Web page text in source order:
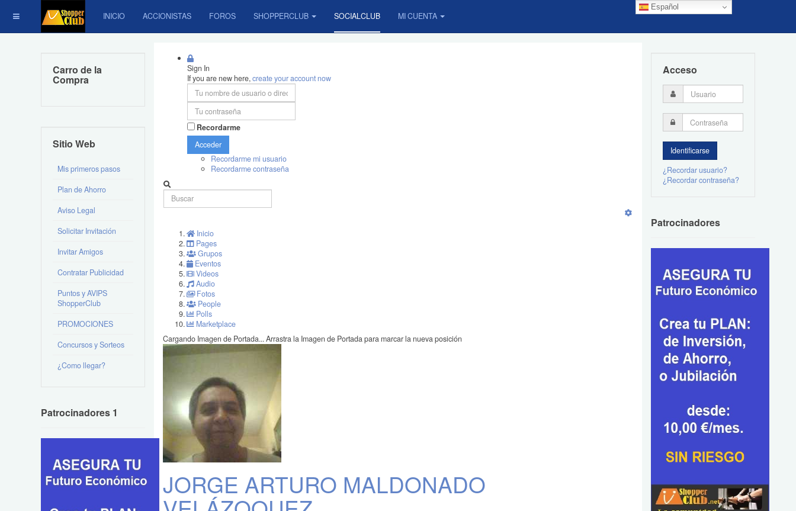
Español
INICIO ACCIONISTAS FOROS SHOPPERCLUB SOCIALCLUB MI CUENTA
Sign In
If you are new here,create your account now
Recordarme
Acceder
Recordarme mi usuario
Recordarme contraseña
Inicio
Pages
Grupos
Eventos
Videos
Audio
Fotos
People
Polls
Marketplace
Cargando Imagen de Portada...Arrastra la Imagen de Portada para marcar la nueva posición
JORGE ARTURO MALDONADO
Carro de la
Compra
Sitio Web
Mis primeros pasos
Plan de Ahorro
Aviso Legal
Solicitar Invitación
Invitar Amigos
Contratar Publicidad
Puntos y AVIPS
ShopperClub
PROMOCIONES
Concursos y Sorteos
¿Como llegar?
Patrocinadores 1
Acceso
¿Recordar usuario?
¿Recordar contraseña?
Patrocinadores